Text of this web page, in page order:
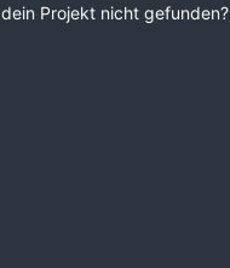
Projekt nicht gefunden?